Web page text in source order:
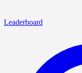
Leaderboard